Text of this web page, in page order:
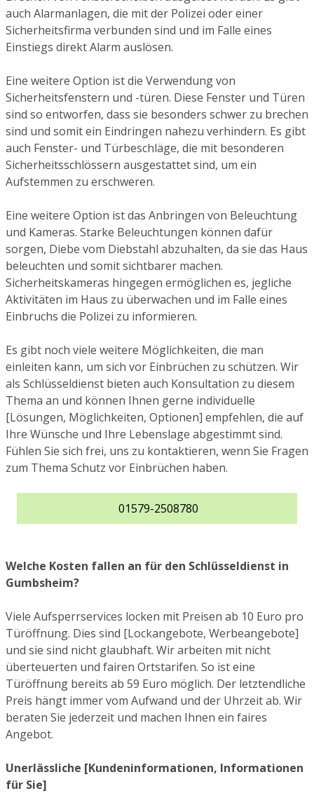
auch Alarmanlagen, die mit der Polizei oder einer
Sicherheitsfirma verbunden sind und im Falle eines
Einstiegs direkt Alarm auslösen.
Eine weitere Option ist die Verwendung von
Sicherheitsfenstern und -türen. Diese Fenster und Türen
sind so entworfen, dass sie besonders schwer zu brechen
sind und somit ein Eindringen nahezu verhindern. Es gibt
auch Fenster- und Türbeschläge, die mit besonderen
Sicherheitsschlössern ausgestattet sind, um ein
Aufstemmen zu erschweren.
Eine weitere Option ist das Anbringen von Beleuchtung
und Kameras. Starke Beleuchtungen können dafür
sorgen, Diebe vom Diebstahl abzuhalten, da sie das Haus
beleuchten und somit sichtbarer machen.
Sicherheitskameras hingegen ermöglichen es, jegliche
Aktivitäten im Haus zu überwachen und im Falle eines
Einbruchs die Polizei zu informieren.
Es gibt noch viele weitere Möglichkeiten, die man
einleiten kann, um sich vor Einbrüchen zu schützen. Wir
als Schlüsseldienst bieten auch Konsultation zu diesem
Thema an und können Ihnen gerne individuelle
[Lösungen, Möglichkeiten, Optionen] empfehlen, die auf
Ihre Wünsche und Ihre Lebenslage abgestimmt sind.
Fühlen Sie sich frei, uns zu kontaktieren, wenn Sie Fragen
zum Thema Schutz vor Einbrüchen haben.
01579-2508780
Welche Kosten fallen an für den Schlüsseldienst in
Gumbsheim?
Viele Aufsperrservices locken mit Preisen ab 10 Euro pro
Türöffnung. Dies sind [Lockangebote, Werbeangebote]
und sie sind nicht glaubhaft. Wir arbeiten mit nicht
überteuerten und fairen Ortstarifen. So ist eine
Türöffnung bereits ab 59 Euro möglich. Der letztendliche
Preis hängt immer vom Aufwand und der Uhrzeit ab. Wir
beraten Sie jederzeit und machen Ihnen ein faires
Angebot.
Unerlässliche [Kundeninformationen, Informationen
für Sie]